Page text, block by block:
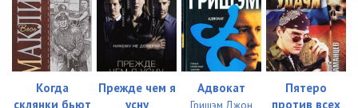
Когда
склянки бьют
Прежде чем я
усну
Адвокат
Гришэм Джон
Пятеро
против всех